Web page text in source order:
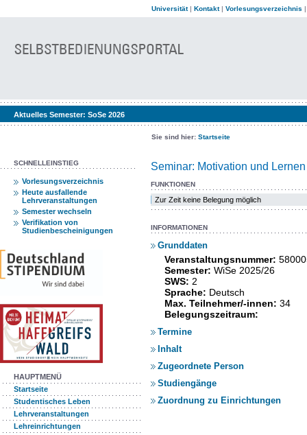
Universität| Kontakt| Vorlesungsverzeichnis
Aktuelles Semester: SoSe 2026
Sie sind hier: Startseite
SCHNELLEINSTIEG
Vorlesungsverzeichnis
Heute ausfallende
Lehrveranstaltungen
Semester wechseln
Verifikation von
Studienbescheinigungen
HAUPTMENÜ
Startseite
Studentisches Leben
Lehrveranstaltungen
Lehreinrichtungen
Seminar: Motivation und Lernen
FUNKTIONEN
Zur Zeit keine Belegung möglich
INFORMATIONEN
Grunddaten
Veranstaltungsnummer:
Semester: WiSe 2025/26
SWS: 2
Sprache: Deutsch
Max. Teilnehmer/-innen: 34
Belegungszeitraum:
Termine
Inhalt
Zugeordnete Person
Studiengänge
Zuordnung zu Einrichtungen